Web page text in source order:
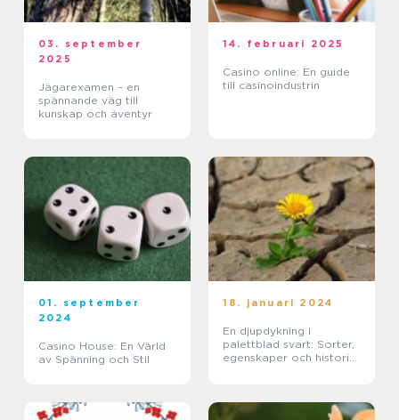
03. september
2025
Jägarexamen – en
spännande väg till
kunskap och äventyr
14. februari 2025
Casino online: En guide
till casinoindustrin
01. september
2024
Casino House: En Värld
av Spänning och Stil
18. januari 2024
En djupdykning i
palettblad svart: Sorter,
egenskaper och historisk